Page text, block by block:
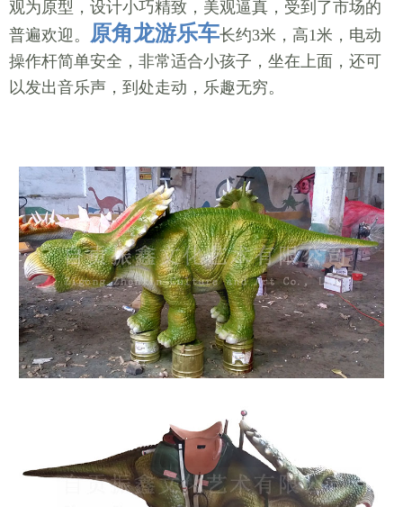
观为原型，设计小巧精致，美观逼真，受到了市场的
普遍欢迎。
原角龙游乐车长约3米，高1米，电动
操作杆简单安全，非常适合小孩子，坐在上面，还可
以发出音乐声，到处走动，乐趣无穷。